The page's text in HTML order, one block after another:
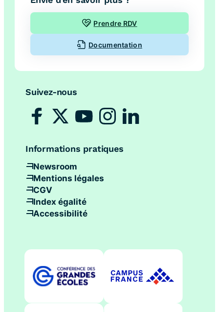
Prendre RDV
Documentation
Suivez-nous
Informations pratiques
Newsroom
Mentions légales
CGV
Index égalité
Accessibilité